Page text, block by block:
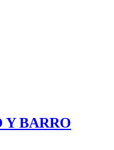
Y BARRO